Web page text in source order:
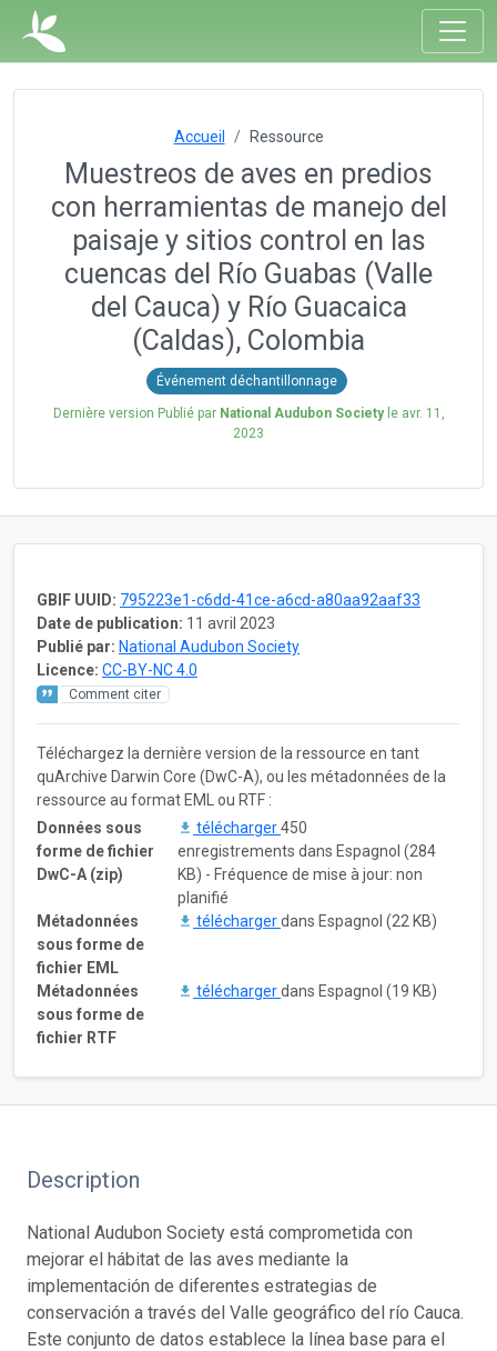
Accueil Ressource
Muestreos de aves en predios
con herramientas de manejo del
paisaje y sitios control en las
cuencas del Río Guabas (Valle
del Cauca) y Río Guacaica
(Caldas), Colombia
Événement déchantillonnage
Dernière version Publié par National Audubon Societyle avr. 11,
2023
GBIF UUID: 795223e1-c6dd-41ce-a6cd-a80aa92aaf33
Date de publication: 11 avril 2023
Publié par: National Audubon Society
Licence: CC-BY-NC 4.0
Comment citer
Téléchargez la dernière version de la ressource en tant
quArchive Darwin Core (DwC-A), ou les métadonnées de la
ressource au format EML ou RTF :
Données sous
forme de fichier
DwC-A (zip)
télécharger450
enregistrements dans Espagnol (284
KB) - Fréquence de mise à jour: non
planifié
Métadonnées
sous forme de
fichier EML
téléchargerdans Espagnol (22 KB)
Métadonnées
sous forme de
fichier RTF
téléchargerdans Espagnol (19 KB)
Description
National Audubon Society está comprometida con
mejorar el hábitat de las aves mediante la
implementación de diferentes estrategias de
conservación a través del Valle geográfico del río Cauca.
Este conjunto de datos establece la línea base para el